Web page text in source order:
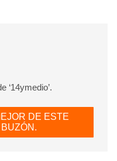
‘14ymedio’.
DE ESTE